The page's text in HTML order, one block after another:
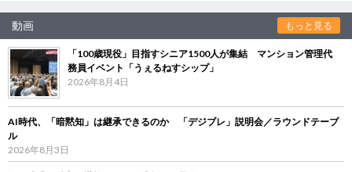
動画 もっと見る
「100歳現役」目指すシニア1500人が集結 マンション管理代
務員イベント「うぇるねすシップ」
2026年8月4日
AI時代、「暗黙知」は継承できるのか 「デジブレ」説明会／ラウンドテーブ
ル
2026年8月3日